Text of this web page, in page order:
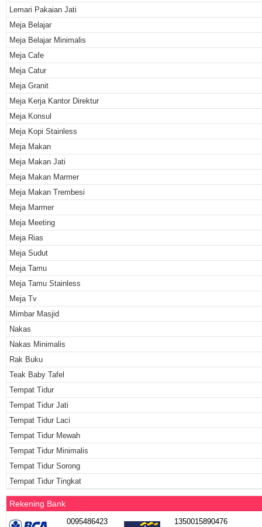
Lemari Pakaian Jati
Meja Belajar
Meja Belajar Minimalis
Meja Cafe
Meja Catur
Meja Granit
Meja Kerja Kantor Direktur
Meja Konsul
Meja Kopi Stainless
Meja Makan
Meja Makan Jati
Meja Makan Marmer
Meja Makan Trembesi
Meja Marmer
Meja Meeting
Meja Rias
Meja Sudut
Meja Tamu
Meja Tamu Stainless
Meja Tv
Mimbar Masjid
Nakas
Nakas Minimalis
Rak Buku
Teak Baby Tafel
Tempat Tidur
Tempat Tidur Jati
Tempat Tidur Laci
Tempat Tidur Mewah
Tempat Tidur Minimalis
Tempat Tidur Sorong
Tempat Tidur Tingkat
Rekening Bank
0095486423
1350015890476